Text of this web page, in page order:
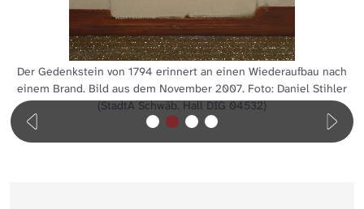
Der Gedenkstein von 1794 erinnert an einen Wiederaufbau nach
einem Brand. Bild aus dem November 2007. Foto: Daniel Stihler
(StadtA Schwäb. Hall DIG 04532)